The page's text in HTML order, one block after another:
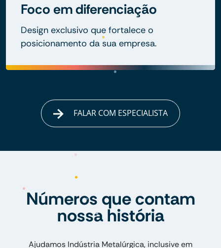
Foco em diferenciação
Design exclusivo que fortalece o
posicionamento da sua empresa.
FALAR COM ESPECIALISTA
Números que contam
nossa história
Ajudamos Indústria Metalúrgica, inclusive em